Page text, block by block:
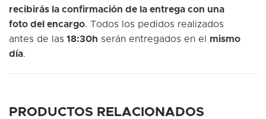
recibirás la confirmación de la entrega con una
foto del encargo. Todos los pedidos realizados
antes de las 18:30h serán entregados en el mismo
día.
PRODUCTOS RELACIONADOS